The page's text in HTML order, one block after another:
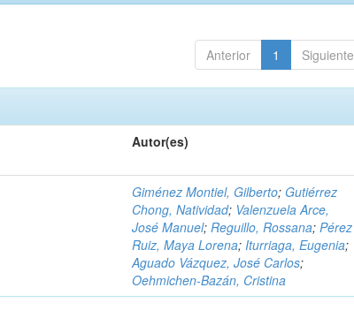
Anterior 1 Siguiente
Autor(es)
Giménez Montiel, Gilberto; Gutiérrez
Chong, Natividad; Valenzuela Arce,
José Manuel;Reguillo, Rossana;Pérez
Ruiz, Maya Lorena;Iturriaga, Eugenia;
Aguado Vázquez, José Carlos;
Oehmichen-Bazán, Cristina